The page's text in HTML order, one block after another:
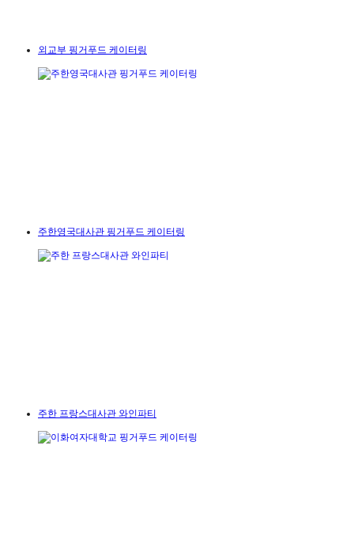
외교부 핑거푸드 케이터링
주한영국대사관 핑거푸드 케이터링
주한 프랑스대사관 와인파티